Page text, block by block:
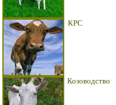
КРС
Козоводство